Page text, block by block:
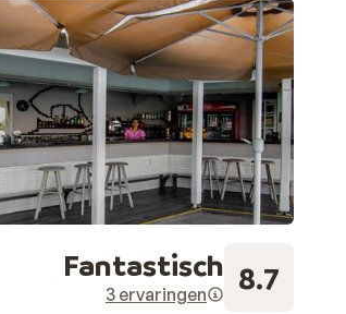
Fantastisch
3 ervaringen 8.7